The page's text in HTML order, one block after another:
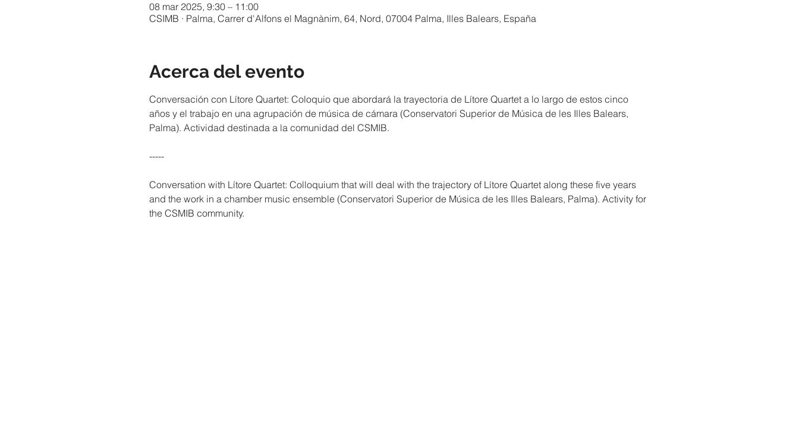
08 mar 2025, 9:30 – 11:00
CSIMB · Palma, Carrer d'Alfons el Magnànim, 64, Nord, 07004 Palma, Illes Balears, España
Acerca del evento
Conversación con Lítore Quartet: Coloquio que abordará la trayectoria de Lítore Quartet a lo largo de estos cinco
años y el trabajo en una agrupación de música de cámara (Conservatori Superior de Música de les Illes Balears,
Palma). Actividad destinada a la comunidad del CSMIB.
-----
Conversation with Lítore Quartet: Colloquium that will deal with the trajectory of Lítore Quartet along these five years
and the work in a chamber music ensemble (Conservatori Superior de Música de les Illes Balears, Palma). Activity for
the CSMIB community.